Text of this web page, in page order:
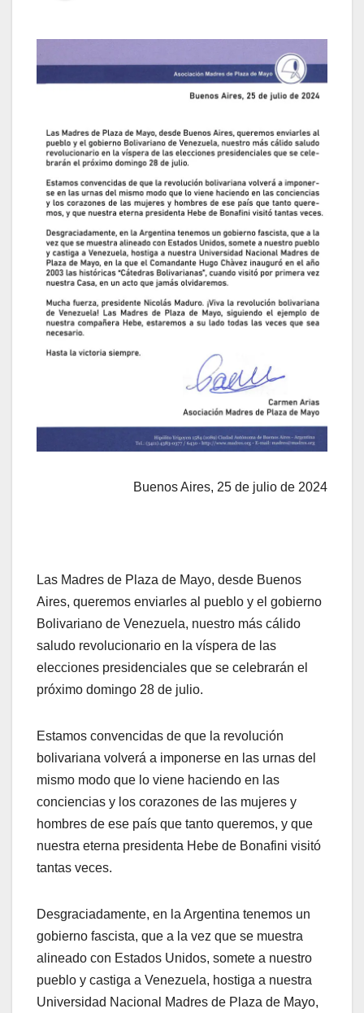
Buenos Aires, 25 de julio de 2024
Las Madres de Plaza de Mayo, desde Buenos
Aires, queremos enviarles al pueblo y el gobierno
Bolivariano de Venezuela, nuestro más cálido
saludo revolucionario en la víspera de las
elecciones presidenciales que se celebrarán el
próximo domingo 28 de julio.
Estamos convencidas de que la revolución
bolivariana volverá a imponerse en las urnas del
mismo modo que lo viene haciendo en las
conciencias y los corazones de las mujeres y
hombres de ese país que tanto queremos, y que
nuestra eterna presidenta Hebe de Bonafini visitó
tantas veces.
Desgraciadamente, en la Argentina tenemos un
gobierno fascista, que a la vez que se muestra
alineado con Estados Unidos, somete a nuestro
pueblo y castiga a Venezuela, hostiga a nuestra
Universidad Nacional Madres de Plaza de Mayo,